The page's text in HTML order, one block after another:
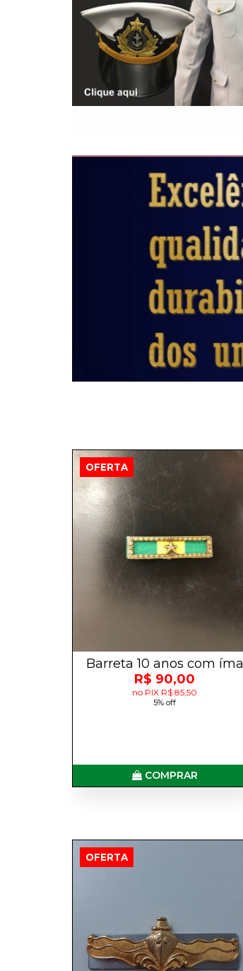
OFERTA
Barreta 10 anos com íma
R$ 90,00
no PIX R$ 85,50
5% off
COMPRAR
OFERTA